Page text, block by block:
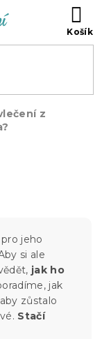
z
jeho
si ale
jak ho
jak
zůstalo
Stačí